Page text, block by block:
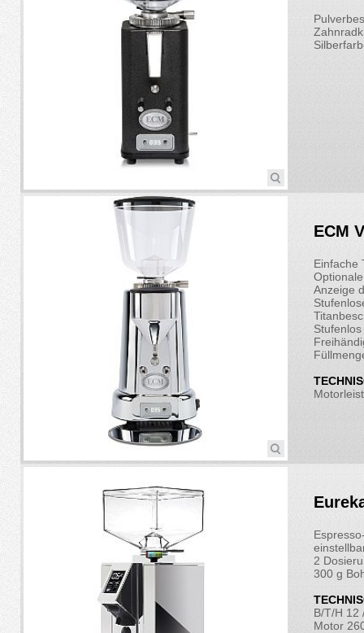
ECM
Einfache
Anzeige
2
300 g
B/T/H 12
Motor